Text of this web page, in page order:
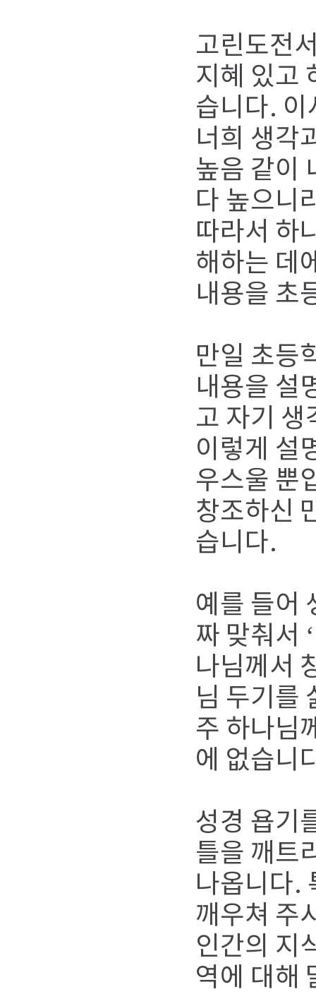
고린도전
지혜 있고
습니다.
너희 생각
높음 같이
다 높으니
따라서 하
해하는 데
내용을 초
만일 초등
내용을 설
고 자기 생
이렇게 설
우스울 뿐
창조하신
습니다.
예를 들어
짜 맞춰서
나님께서
님 두기를
주 하나님
에 없습니
성경 욥기
틀을 깨트
나옵니다.
깨우쳐 주
인간의 지
역에 대해